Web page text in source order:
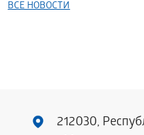
ВСЕ НОВОСТИ
212030,